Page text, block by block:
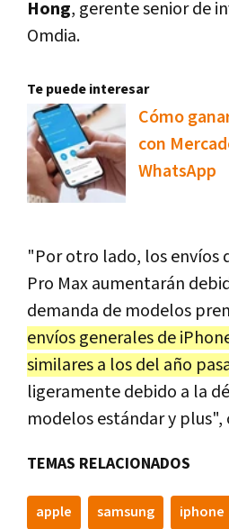
Hong, gerente senior de
Omdia.
Te puede interesar
Cómo
con
WhatsApp
"Por otro lado, los envíos
Pro Max aumentarán
demanda de modelos
envíos generales de
similares a los del año
ligeramente debido a la
modelos estándar y plus",
TEMAS RELACIONADOS
apple samsung iphone